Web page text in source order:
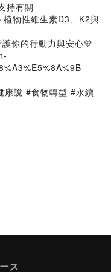
持有關
物性維生素D3、K2與
你的行動力與安心💚
說 #食物轉型 #永續
ス